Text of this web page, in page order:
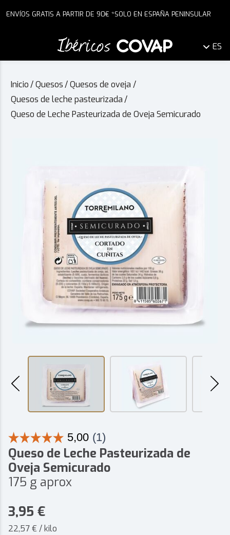
ENVÍOS GRATIS A PARTIR DE 90€ *SOLO EN ESPAÑA PENINSULAR
ES
Inicio /Quesos /Quesos de oveja /
Quesos de leche pasteurizada /
Queso de Leche Pasteurizada de Oveja Semicurado
Queso de Leche Pasteurizada de
Oveja Semicurado
175 g aprox
3,95 €
22,57 € / kilo